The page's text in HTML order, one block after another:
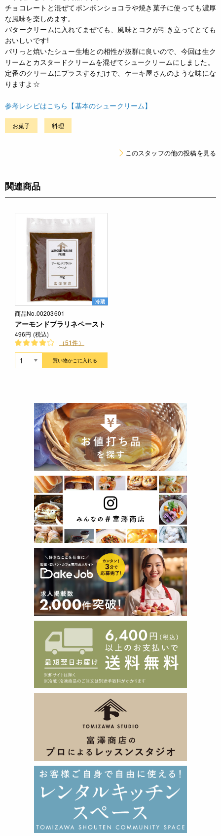
チョコレートと混ぜてボンボンショコラや焼き菓子に使っても濃厚
な風味を楽しめます。
バタークリームに入れてまぜても、風味とコクが引き立ってとても
おいしいです!
パリっと焼いたシュー生地との相性が抜群に良いので、今回は生ク
リームとカスタードクリームを混ぜてシュークリームにしました。
定番のクリームにプラスするだけで、ケーキ屋さんのような味にな
りますよ☆
参考レシピはこちら【基本のシュークリーム】
お菓子 料理
このスタッフの他の投稿を見る
関連商品
冷蔵
商品No.00203601
アーモンドプラリネペースト
496円 (税込)
（51件）
買い物かごに入れる